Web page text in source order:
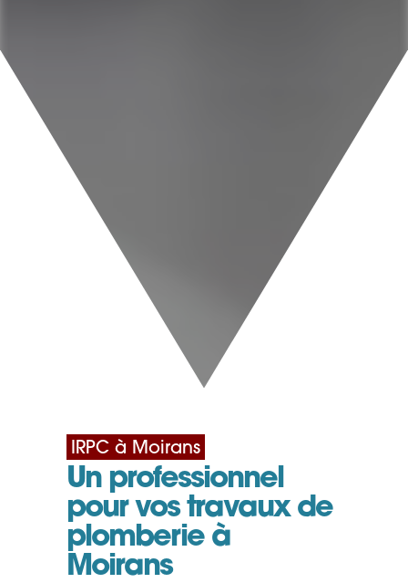
IRPC à Moirans
Un professionnel
pour vos travaux de
plomberie à
Moirans